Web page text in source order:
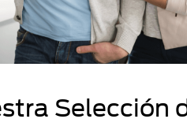
Selección